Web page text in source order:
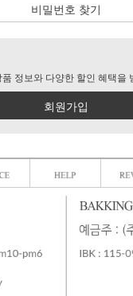
비밀번호 찾기
정보와 다양한 할인 혜택을
회원가입